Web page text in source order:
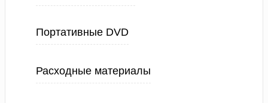
Портативные DVD
Расходные материалы